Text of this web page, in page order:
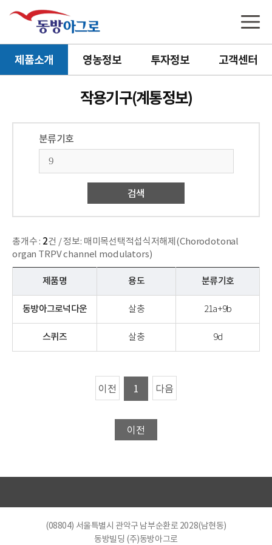
제품소개 영농정보 투자정보 고객센터
작용기구(계통정보)
분류기호
검색
총개수 : 2건 / 정보: 매미목선택적섭식저해제(Chorodotonal
organ TRPV channel modulators)
제품명 용도 분류기호
동방아그로넉다운 살충 21a+9b
스퀴즈 살충 9d
이전 1 다음
이전
(08804) 서울특별시 관악구 남부순환로 2028(남현동)
동방빌딩 (주)동방아그로